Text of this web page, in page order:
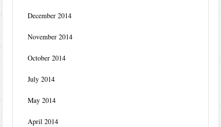
December 2014
November 2014
October 2014
July 2014
May 2014
April 2014